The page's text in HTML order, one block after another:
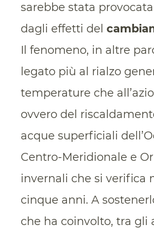
sarebbe stata
dagli effetti del
Il fenomeno, in altre
legato più al rialzo
temperature che
ovvero del
acque superficiali
Centro-Meridionale e
invernali che si verifica
cinque anni. A
che ha coinvolto, tra gli